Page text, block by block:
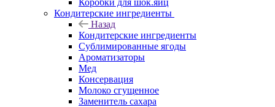
Коробки для шок.яиц
Кондитерские ингредиенты
Назад
Кондитерские ингредиенты
Сублимированные ягоды
Ароматизаторы
Мед
Консервация
Молоко сгущенное
Заменитель сахара